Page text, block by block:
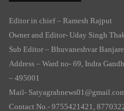
Editor in chief – Ramesh Rajput
Owner and Editor- Uday Singh
Sub Editor – Bhuvaneshvar Banjare
Address – Ward no- 69, Indra
– 495001
Mail-
Contact No.- 9755421421,